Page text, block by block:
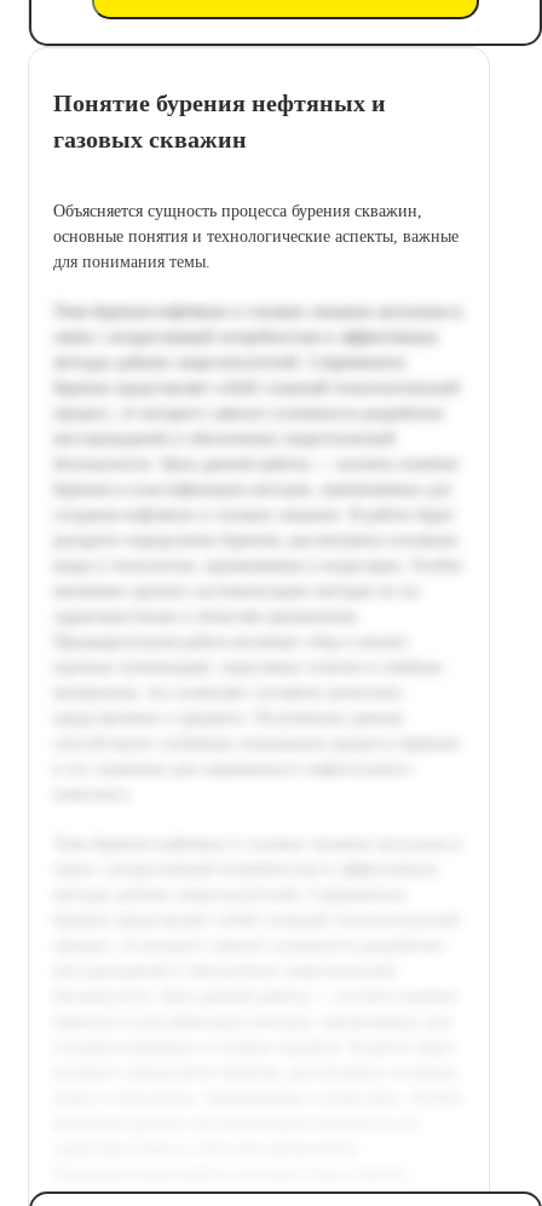
Понятие бурения нефтяных и
газовых скважин
Объясняется сущность процесса бурения скважин,
основные понятия и технологические аспекты, важные
для понимания темы.